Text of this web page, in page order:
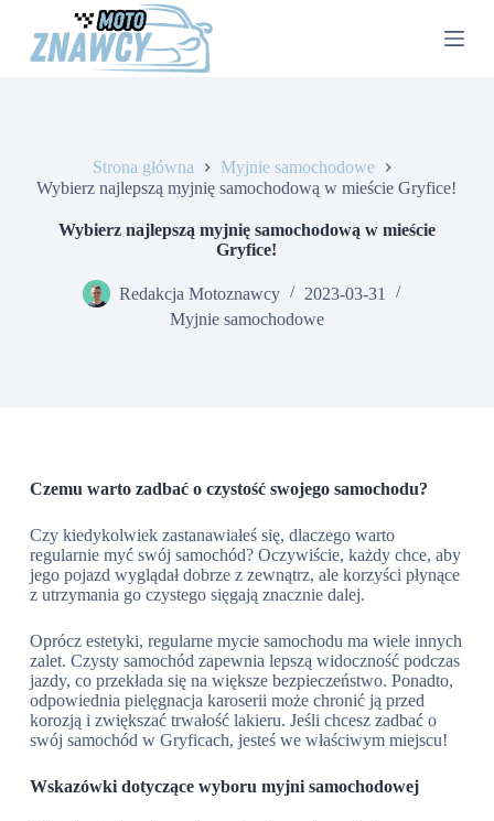
Strona główna
Myjnie samochodowe
Wybierz najlepszą myjnię samochodową w mieście Gryfice!
Wybierz najlepszą myjnię samochodową w mieście
Gryfice!
Redakcja Motoznawcy
2023-03-31
Myjnie samochodowe
Czemu warto zadbać o czystość swojego samochodu?
Czy kiedykolwiek zastanawiałeś się, dlaczego warto
regularnie myć swój samochód? Oczywiście, każdy chce, aby
jego pojazd wyglądał dobrze z zewnątrz, ale korzyści płynące
z utrzymania go czystego sięgają znacznie dalej.
Oprócz estetyki, regularne mycie samochodu ma wiele innych
zalet. Czysty samochód zapewnia lepszą widoczność podczas
jazdy, co przekłada się na większe bezpieczeństwo. Ponadto,
odpowiednia pielęgnacja karoserii może chronić ją przed
korozją i zwiększać trwałość lakieru. Jeśli chcesz zadbać o
swój samochód w Gryficach, jesteś we właściwym miejscu!
Wskazówki dotyczące wyboru myjni samochodowej